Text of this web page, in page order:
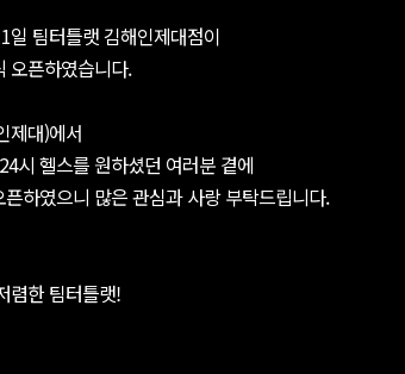
일 팀터틀랫 김해인제대점이
오픈하였습니다.
제대)에서
시 헬스를 원하셨던 여러분 곁에
하였으니 많은 관심과 사랑 부탁드립니다.
렴한 팀터틀랫!